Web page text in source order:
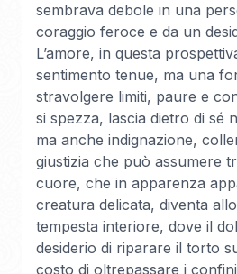
sembrava debole in una
coraggio feroce e da un
L’amore, in questa
sentimento tenue, ma una
stravolgere limiti, paure e
si spezza, lascia dietro di sé
ma anche indignazione,
giustizia che può assumere
cuore, che in apparenza
creatura delicata, diventa
tempesta interiore, dove il
desiderio di riparare il torto
costo di oltrepassare i